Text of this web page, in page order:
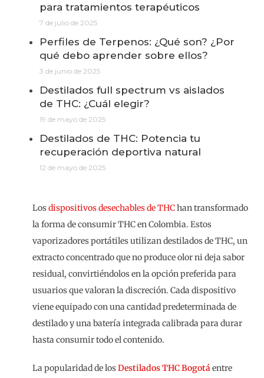
para tratamientos terapéuticos
7 de julio de 2025
Perfiles de Terpenos: ¿Qué son? ¿Por
qué debo aprender sobre ellos?
3 de junio de 2025
Destilados full spectrum vs aislados
de THC: ¿Cuál elegir?
19 de mayo de 2025
Destilados de THC: Potencia tu
recuperación deportiva natural
12 de mayo de 2025
Losdispositivos desechables de THChan transformado
la forma de consumir THC en Colombia. Estos
vaporizadores portátiles utilizan destilados de THC, un
extracto concentrado que no produce olor ni deja sabor
residual, convirtiéndolos en la opción preferida para
usuarios que valoran la discreción. Cada dispositivo
viene equipado con una cantidad predeterminada de
destilado y una batería integrada calibrada para durar
hasta consumir todo el contenido.
La popularidad de losDestilados THC Bogotáentre